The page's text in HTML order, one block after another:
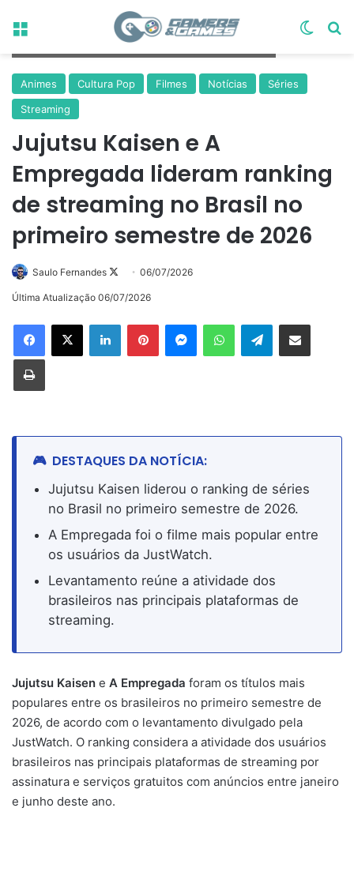
Menu
© Gege Akutami/Shueisha, JUJUTSU KAISEN Project)
Animes Cultura Pop Filmes Notícias
Séries
Streaming
Jujutsu Kaisen e A
Empregada lideram ranking
de streaming no Brasil no
primeiro semestre de 2026
Saulo Fernandes
Follow06/07/2026
Última Atualização 06/07/2026
LinkedinPinterestMessengerWhatsAppTelegramCompartilhar via e-mail
Imprimir
DESTAQUES DA NOTÍCIA:
Jujutsu Kaisen liderou o ranking de séries
no Brasil no primeiro semestre de 2026.
A Empregada foi o filme mais popular entre
os usuários da JustWatch.
Levantamento reúne a atividade dos
brasileiros nas principais plataformas de
streaming.
Jujutsu Kaisen e A Empregada foram os títulos mais
populares entre os brasileiros no primeiro semestre de
2026, de acordo com o levantamento divulgado pela
JustWatch. O ranking considera a atividade dos usuários
brasileiros nas principais plataformas de streaming por
assinatura e serviços gratuitos com anúncios entre janeiro
e junho deste ano.